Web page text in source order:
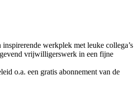
werkplek met leuke collega’s
vrijwilligerswerk in een fijne
o.a. een gratis abonnement van de